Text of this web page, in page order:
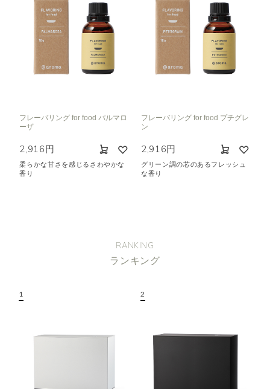
フレーバリング for food パルマロ
ーザ
2,916円
柔らかな甘さを感じるさわやかな
香り
フレーバリング for food プチグレ
ン
2,916円
グリーン調の芯のあるフレッシュ
な香り
RANKING
ランキング